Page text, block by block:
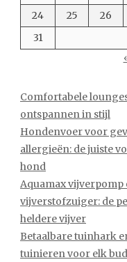
24
25 26
31
Comfortabele
ontspannen in stijl
Hondenvoer voor
allergieën: de juiste
hond
Aquamax vijverpomp
vijverstofzuiger: de
heldere vijver
Betaalbare tuinhark
tuinieren voor elk